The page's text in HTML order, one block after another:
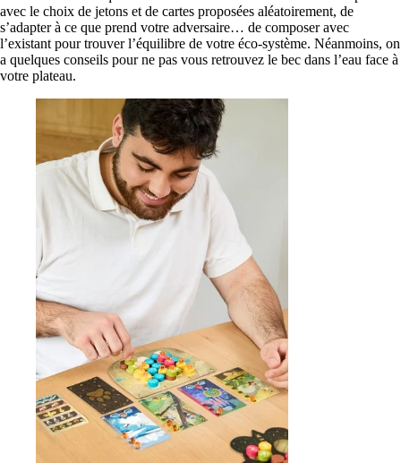
avec le choix de jetons et de cartes proposées aléatoirement, de
s’adapter à ce que prend votre adversaire… de composer avec
l’existant pour trouver l’équilibre de votre éco-système. Néanmoins, on
a quelques conseils pour ne pas vous retrouvez le bec dans l’eau face à
votre plateau.